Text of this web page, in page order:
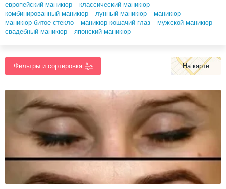
европейский маникюр
классический маникюр
комбинированный маникюр
лунный маникюр
маникюр
маникюр битое стекло
маникюр кошачий глаз
мужской маникюр
свадебный маникюр
японский маникюр
На карте